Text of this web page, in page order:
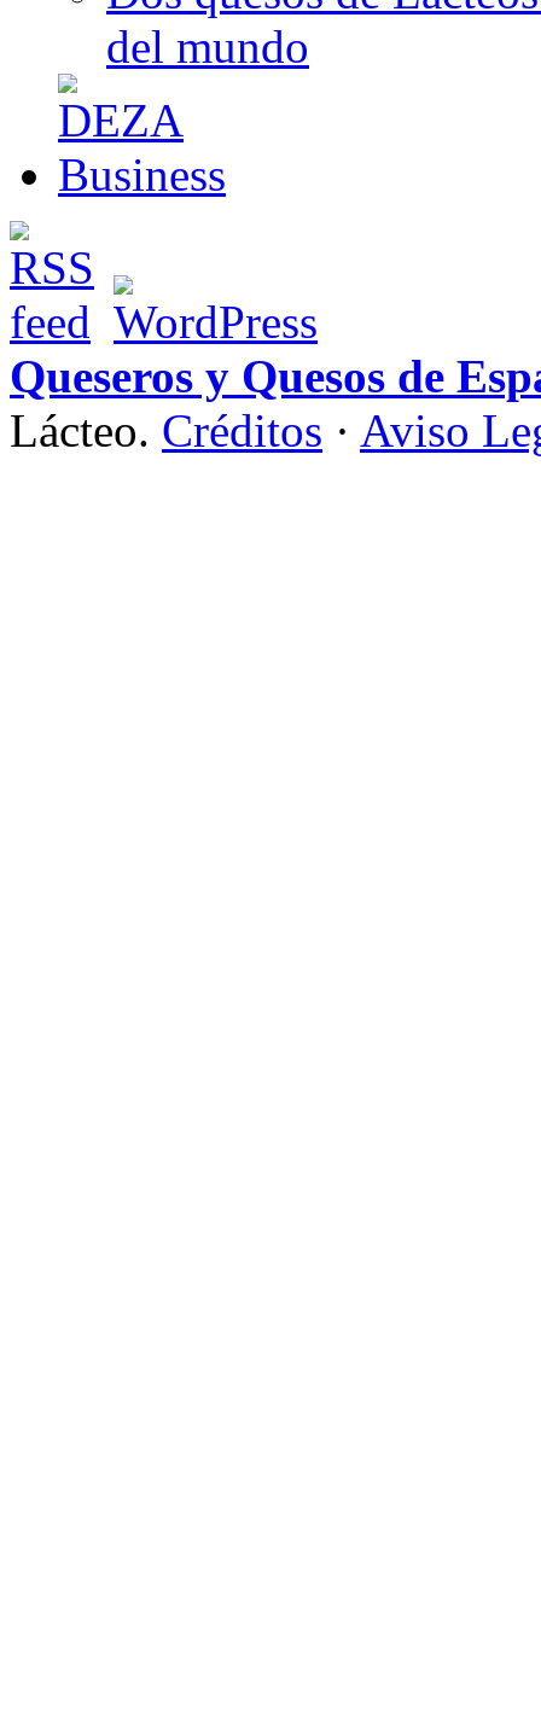
del mundo
Queseros y Quesos de
Lácteo. Créditos · Aviso